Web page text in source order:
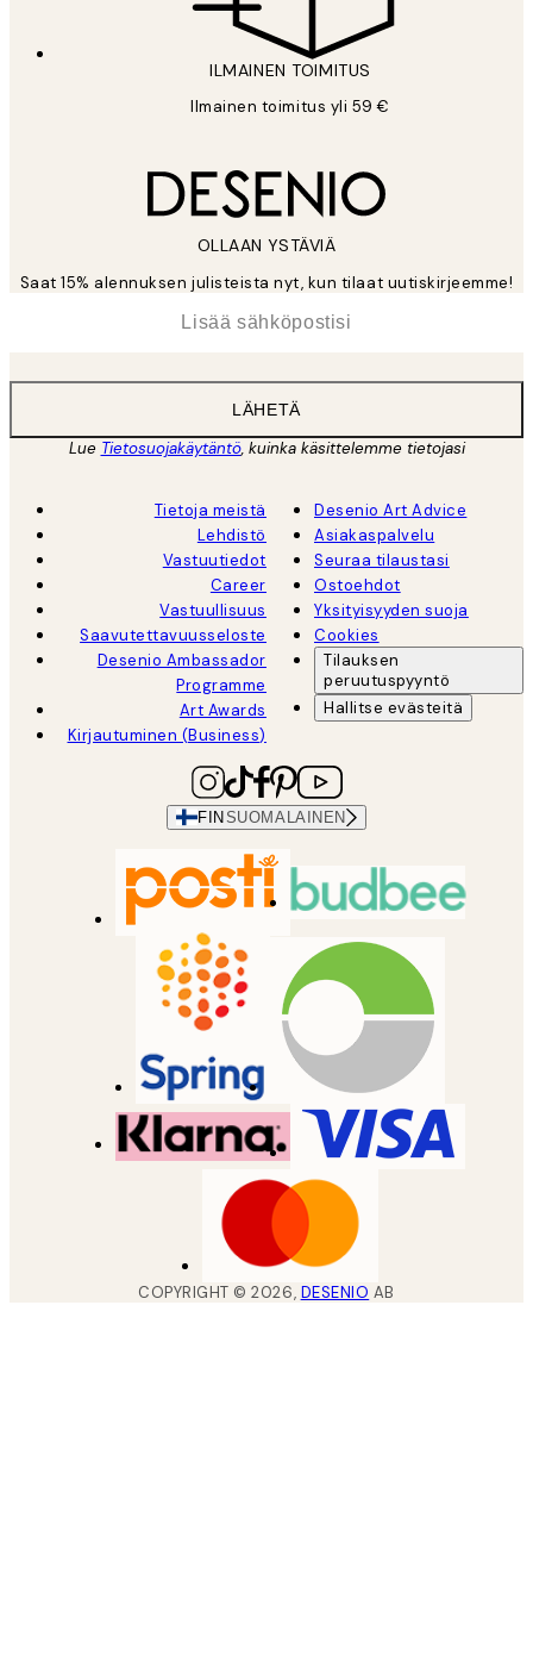
ILMAINEN TOIMITUS
Ilmainen toimitus yli 59 €
OLLAAN YSTÄVIÄ
Saat 15% alennuksen julisteista nyt, kun tilaat uutiskirjeemme!
LÄHETÄ
Lue Tietosuojakäytäntö, kuinka käsittelemme tietojasi
Tietoja meistä
Lehdistö
Vastuutiedot
Career
Vastuullisuus
Saavutettavuusseloste
Desenio Ambassador
Programme
Art Awards
Kirjautuminen (Business)
Desenio Art Advice
Asiakaspalvelu
Seuraa tilaustasi
Ostoehdot
Yksityisyyden suoja
Cookies
Tilauksen
peruutuspyyntö
Hallitse evästeitä
FIN SUOMALAINEN
COPYRIGHT ©2026, DESENIO AB